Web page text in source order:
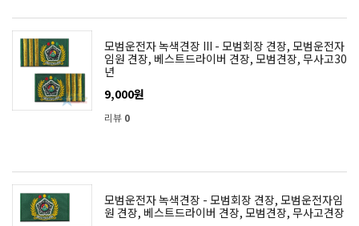
모범운전자 녹색견장 III - 모범회장 견장, 모범운전자
임원 견장, 베스트드라이버 견장, 모범견장, 무사고30
년
9,000원
리뷰 0
모범운전자 녹색견장 - 모범회장 견장, 모범운전자임
원 견장, 베스트드라이버 견장, 모범견장, 무사고견장